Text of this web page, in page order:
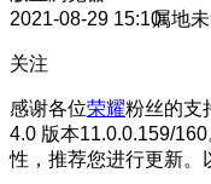
2021-08-29 15:10属地
关注
感谢各位荣耀粉丝的支
4.0 版本11.0.0.159/
性，推荐您进行更新。